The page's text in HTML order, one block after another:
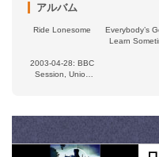
アルバム
Ride Lonesome
Everybody’s
Learn
2003-04-28: BBC
Session, Union